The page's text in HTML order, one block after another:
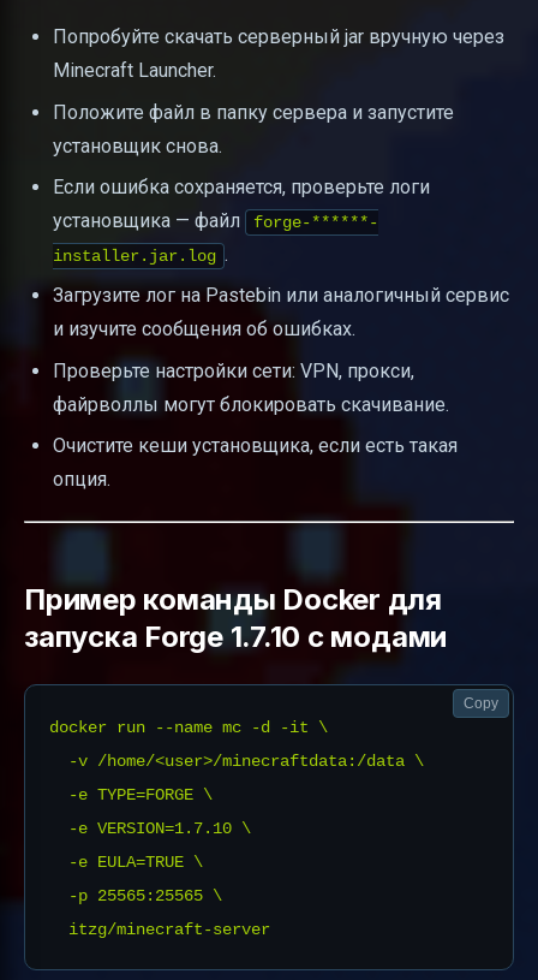
Попробуйте скачать серверный jar вручную через
Minecraft Launcher.
Положите файл в папку сервера и запустите
установщик снова.
Если ошибка сохраняется, проверьте логи
установщика — файл
forge-******-
installer.jar.log .
Загрузите лог на Pastebin или аналогичный сервис
и изучите сообщения об ошибках.
Проверьте настройки сети: VPN, прокси,
файрволлы могут блокировать скачивание.
Очистите кеши установщика, если есть такая
опция.
Пример команды Docker для
запуска Forge 1.7.10 с модами
docker run --name mc -d -it \
  -v /home/<user>/minecraftdata:/data \
  -e TYPE=FORGE \
  -e VERSION=1.7.10 \
  -e EULA=TRUE \
  -p 25565:25565 \
Copy